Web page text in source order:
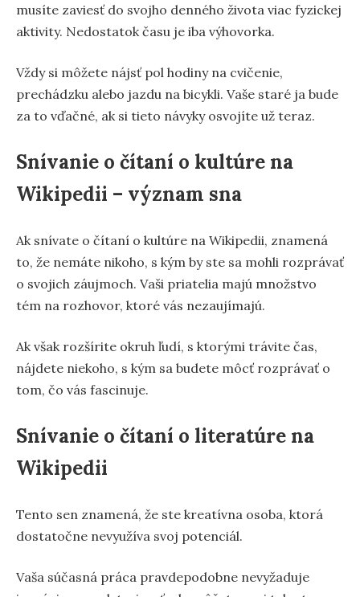
musíte zaviesť do svojho denného života viac fyzickej
aktivity. Nedostatok času je iba výhovorka.
Vždy si môžete nájsť pol hodiny na cvičenie,
prechádzku alebo jazdu na bicykli. Vaše staré ja bude
za to vďačné, ak si tieto návyky osvojíte už teraz.
Snívanie o čítaní o kultúre na
Wikipedii – význam sna
Ak snívate o čítaní o kultúre na Wikipedii, znamená
to, že nemáte nikoho, s kým by ste sa mohli rozprávať
o svojich záujmoch. Vaši priatelia majú množstvo
tém na rozhovor, ktoré vás nezaujímajú.
Ak však rozšírite okruh ľudí, s ktorými trávite čas,
nájdete niekoho, s kým sa budete môcť rozprávať o
tom, čo vás fascinuje.
Snívanie o čítaní o literatúre na
Wikipedii
Tento sen znamená, že ste kreatívna osoba, ktorá
dostatočne nevyužíva svoj potenciál.
Vaša súčasná práca pravdepodobne nevyžaduje